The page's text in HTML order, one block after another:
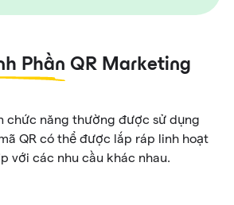
Phần QR Marketing
chức năng thường được sử dụng
QR có thể được lắp ráp linh hoạt
với các nhu cầu khác nhau.